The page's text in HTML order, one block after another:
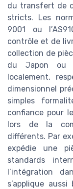
du transfert de
stricts. Les
9001 ou
contrôle et de
collection de
du Japon ou
localement,
dimensionnel
simples
confiance pour
lors de la
différents. Par
expédie une
standards
l’intégration
s’applique